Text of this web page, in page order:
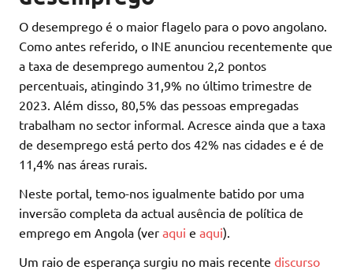
O desemprego é o maior flagelo para o povo angolano.
Como antes referido, o INE anunciou recentemente que
a taxa de desemprego aumentou 2,2 pontos
percentuais, atingindo 31,9% no último trimestre de
2023. Além disso, 80,5% das pessoas empregadas
trabalham no sector informal. Acresce ainda que a taxa
de desemprego está perto dos 42% nas cidades e é de
11,4% nas áreas rurais.
Neste portal, temo-nos igualmente batido por uma
inversão completa da actual ausência de política de
emprego em Angola (ver aqui e aqui).
Um raio de esperança surgiu no mais recente discurso